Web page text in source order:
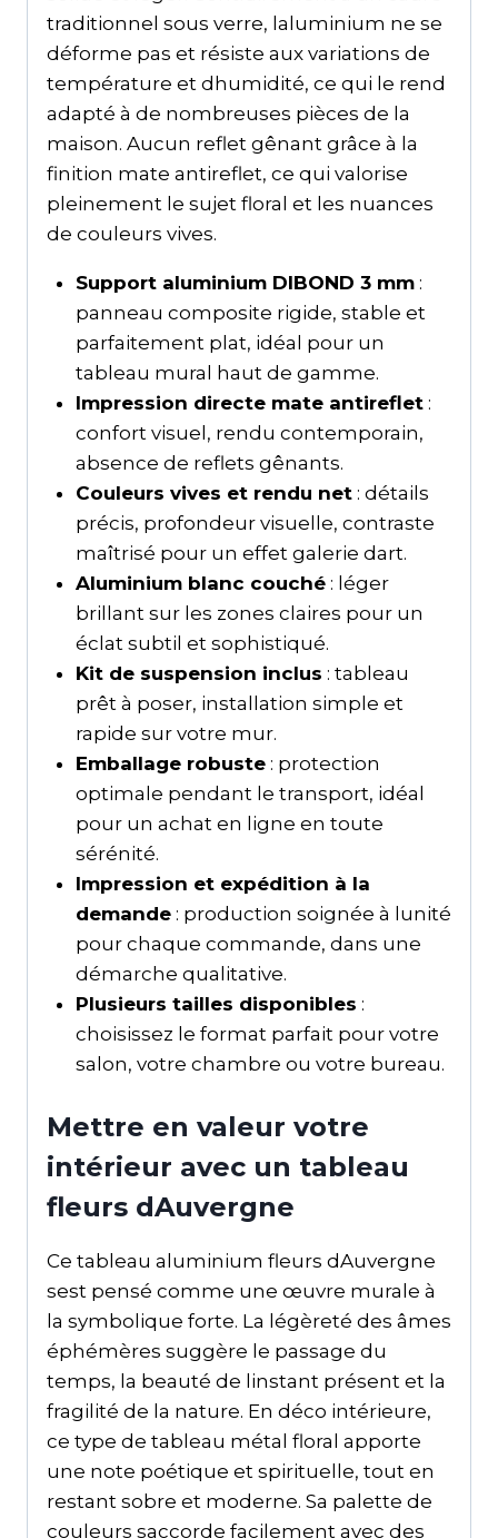
traditionnel sous verre, laluminium ne se
déforme pas et résiste aux variations de
température et dhumidité, ce qui le rend
adapté à de nombreuses pièces de la
maison. Aucun reflet gênant grâce à la
finition mate antireflet, ce qui valorise
pleinement le sujet floral et les nuances
de couleurs vives.
Support aluminium DIBOND 3 mm:
panneau composite rigide, stable et
parfaitement plat, idéal pour un
tableau mural haut de gamme.
Impression directe mate antireflet:
confort visuel, rendu contemporain,
absence de reflets gênants.
Couleurs vives et rendu net: détails
précis, profondeur visuelle, contraste
maîtrisé pour un effet galerie dart.
Aluminium blanc couché: léger
brillant sur les zones claires pour un
éclat subtil et sophistiqué.
Kit de suspension inclus : tableau
prêt à poser, installation simple et
rapide sur votre mur.
Emballage robuste: protection
optimale pendant le transport, idéal
pour un achat en ligne en toute
sérénité.
Impression et expédition à la
demande: production soignée à lunité
pour chaque commande, dans une
démarche qualitative.
Plusieurs tailles disponibles :
choisissez le format parfait pour votre
salon, votre chambre ou votre bureau.
Mettre en valeur votre
intérieur avec un tableau
fleurs dAuvergne
Ce tableau aluminium fleurs dAuvergne
sest pensé comme une œuvre murale à
la symbolique forte. La légèreté des âmes
éphémères suggère le passage du
temps, la beauté de linstant présent et la
fragilité de la nature. En déco intérieure,
ce type de tableau métal floral apporte
une note poétique et spirituelle, tout en
restant sobre et moderne. Sa palette de
couleurs saccorde facilement avec des